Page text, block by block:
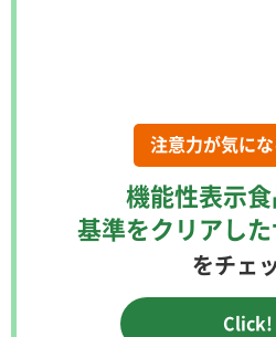
注意力が気にな
機能性表示
基準をクリアし
をチェ
Click!